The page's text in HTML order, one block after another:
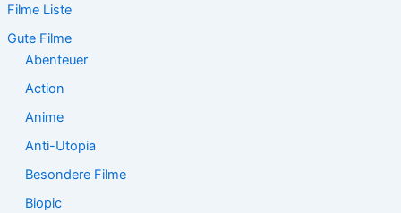
n
n
Filme Liste
Gute Filme
Abenteuer
Action
Anime
Anti-Utopia
Besondere Filme
Biopic